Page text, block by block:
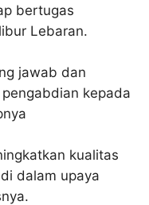
bertugas
Lebaran.
jawab dan
kepada
kualitas
dalam upaya